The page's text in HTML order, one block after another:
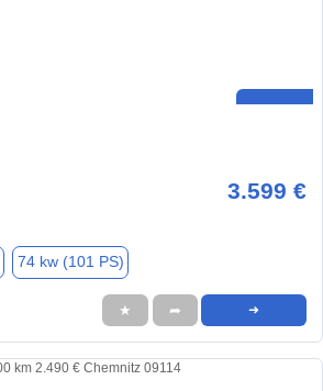
3.599 €
74 kw (101 PS)
★ ➦ ➜